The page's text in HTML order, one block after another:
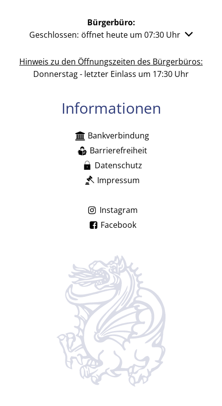
Bürgerbüro:
Klicken, um weitere Öffnungs- oder Schließzeiten
Geschlossen: öffnet heute um 07:30 Uhr
Hinweis zu den Öffnungszeiten des Bürgerbüros:
Donnerstag - letzter Einlass um 17:30 Uhr
Informationen
Bankverbindung
Barrierefreiheit
Datenschutz
Impressum
Instagram
Facebook